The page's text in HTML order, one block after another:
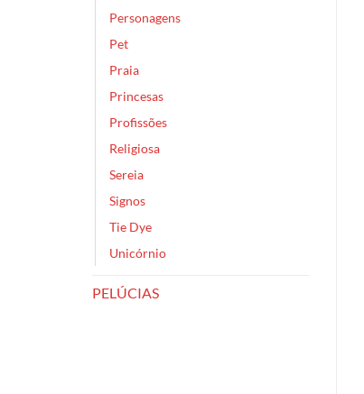
Personagens
Pet
Praia
Princesas
Profissões
Religiosa
Sereia
Signos
Tie Dye
Unicórnio
PELÚCIAS